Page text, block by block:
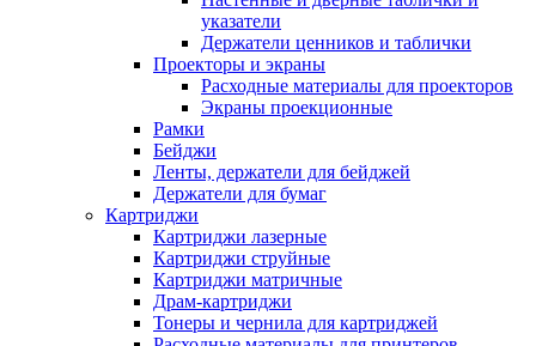
указатели
Держатели ценников и таблички
Проекторы и экраны
Расходные материалы для проекторов
Экраны проекционные
Рамки
Бейджи
Ленты, держатели для бейджей
Держатели для бумаг
Картриджи
Картриджи лазерные
Картриджи струйные
Картриджи матричные
Драм-картриджи
Тонеры и чернила для картриджей